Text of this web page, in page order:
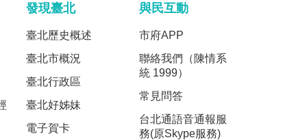
發現臺北
臺北歷史概述
臺北市概況
臺北行政區
臺北好姊妹
電子賀卡
與民互動
市府APP
聯絡我們（陳情系
統 1999）
常見問答
台北通語音通報服
務(原Skype服務)